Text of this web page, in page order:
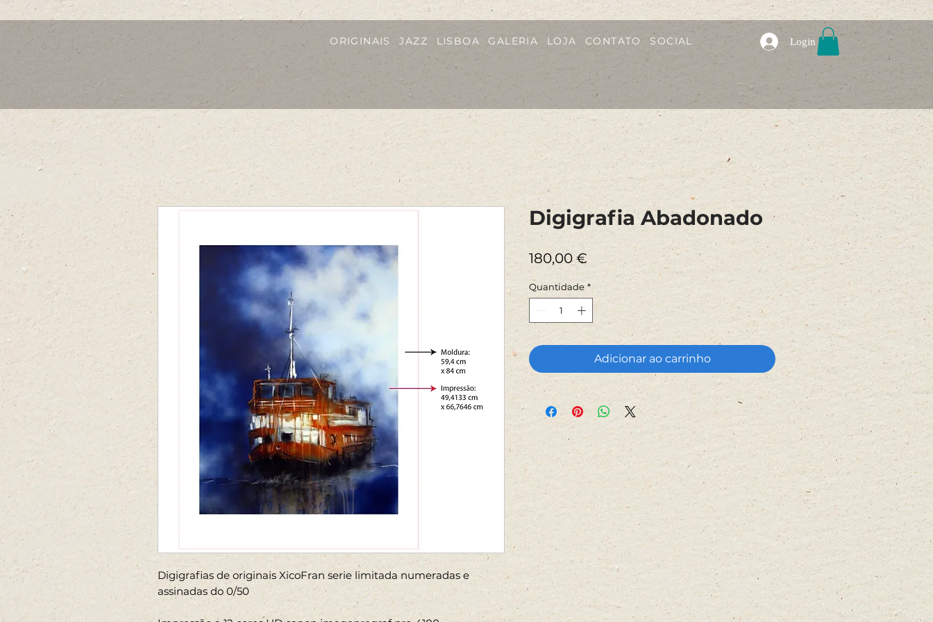
Login
ORIGINAIS JAZZ LISBOA GALERIA LOJA CONTATO SOCIAL
Digigrafias de originais XicoFran serie limitada numeradas e
assinadas do 0/50
Digigrafia Abadonado
180,00 €Preço
Quantidade *
Adicionar ao carrinho